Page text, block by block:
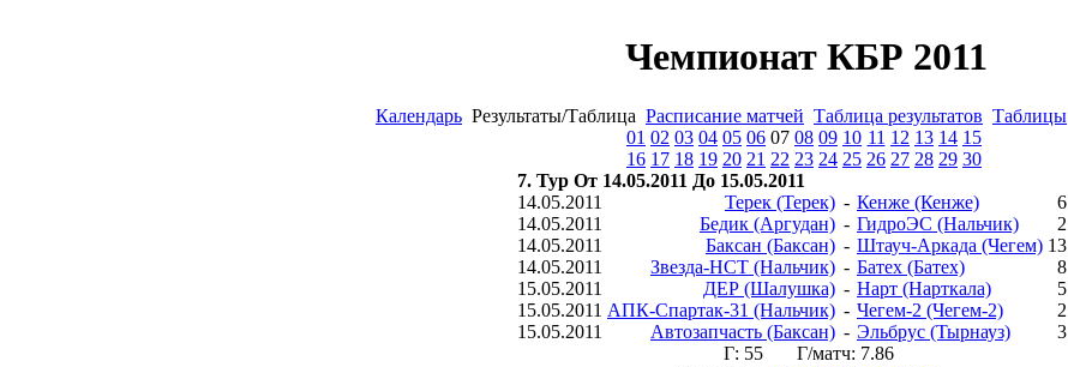
Чемпионат КБР 2011
Календарь Результаты/Таблица Расписание матчей Таблица результатов Таблицы
01 02 03 04 05 06 07 08 09 10 11 12 13 14 15
16 17 18 19 20 21 22 23 24 25 26 27 28 29 30
7. Тур От 14.05.2011 До 15.05.2011
14.05.2011
Терек (Терек) - Кенже (Кенже) 6
14.05.2011
Бедик (Аргудан) - ГидроЭС (Нальчик) 2
14.05.2011
Баксан (Баксан) - Штауч-Аркада (Чегем) 13
14.05.2011
Звезда-НСТ (Нальчик) - Батех (Батех) 8
15.05.2011
ДЕР (Шалушка) - Нарт (Нарткала) 5
15.05.2011 АПК-Спартак-31 (Нальчик) - Чегем-2 (Чегем-2) 2
15.05.2011
Автозапчасть (Баксан) - Эльбрус (Тырнауз) 3
Г: 55 Г/матч: 7.86